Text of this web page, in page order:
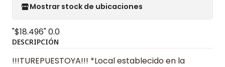
Mostrar stock de ubicaciones
"$18.496"0.0
DESCRIPCIÓN
!!!TUREPUESTOYA!!! *Local establecido en la